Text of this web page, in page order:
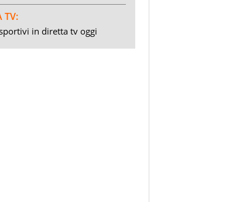
TV:
in diretta tv oggi